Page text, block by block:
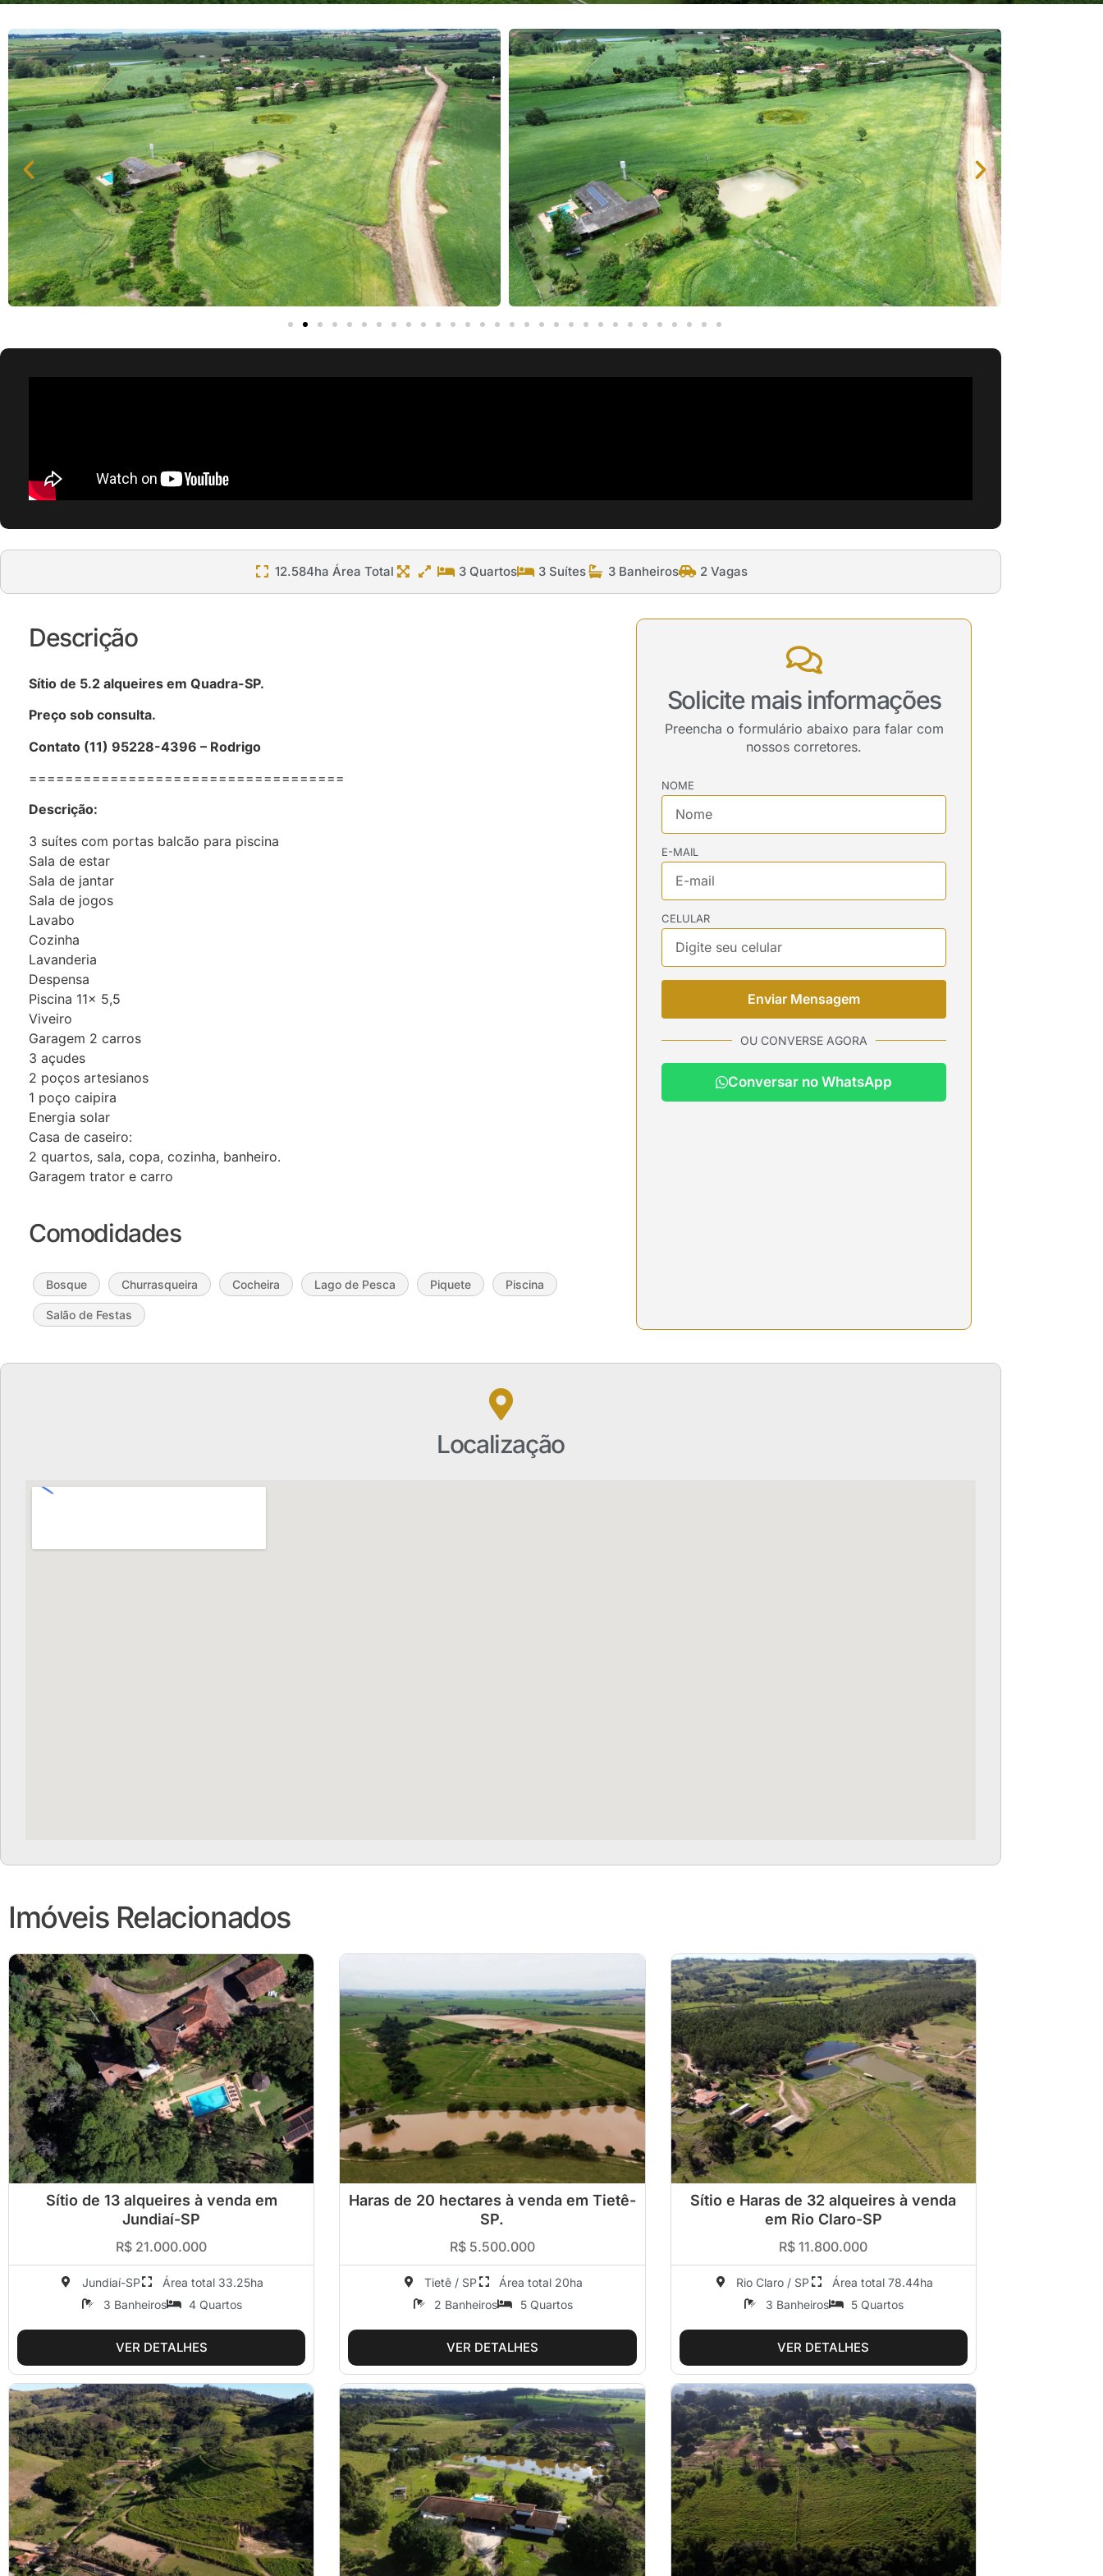
12.584ha Área Total 3 Quartos 3 Suítes 3 Banheiros 2 Vagas
Descrição
Sítio de 5.2 alqueires em Quadra-SP.
Preço sob consulta.
Contato (11) 95228-4396 – Rodrigo
===================================
Descrição:
3 suítes com portas balcão para piscina
Sala de estar
Sala de jantar
Sala de jogos
Lavabo
Cozinha
Lavanderia
Despensa
Piscina 11x 5,5
Viveiro
Garagem 2 carros
3 açudes
2 poços artesianos
1 poço caipira
Energia solar
Casa de caseiro:
2 quartos, sala, copa, cozinha, banheiro.
Garagem trator e carro
Comodidades
Bosque Churrasqueira Cocheira Lago de Pesca Piquete Piscina
Salão de Festas
Solicite mais informações
Preencha o formulário abaixo para falar com
nossos corretores.
NOME
E-MAIL
CELULAR
Enviar Mensagem
OU CONVERSE AGORA
Conversar no WhatsApp
Localização
Imóveis Relacionados
Sítio de 13 alqueires à venda em
Jundiaí-SP
R$ 21.000.000
Jundiaí-SP
Área total 33.25ha
3 Banheiros
4 Quartos
VER DETALHES
Haras de 20 hectares à venda em Tietê-
SP.
R$ 5.500.000
Tietê / SP
Área total 20ha
2 Banheiros
5 Quartos
VER DETALHES
Sítio e Haras de 32 alqueires à venda
em Rio Claro-SP
R$ 11.800.000
Rio Claro / SP
Área total 78.44ha
3 Banheiros
5 Quartos
VER DETALHES